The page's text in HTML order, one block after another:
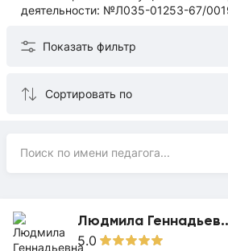
деятельности: №Л035-01253-67/
Показать фильтр
Сортировать по
Людмила
5.0